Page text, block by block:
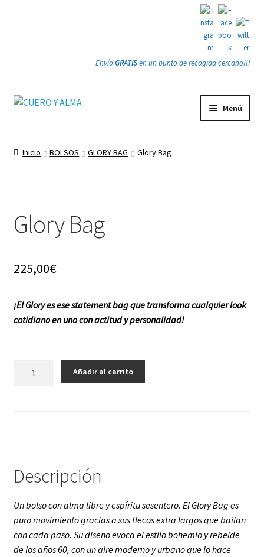
EnvíoGRATISen un punto de recogida cercano!!!
Ir
Ir
Menú
Gracias
Inicio BOLSOS GLORY BAG Glory Bag
Glory Bag
225,00€
¡El Glory es ese statement bag que transforma cualquier look
cotidiano en uno con actitud y personalidad!
Añadir al carrito
Descripción
Un bolso con alma libre y espíritu sesentero. El Glory Bag es
puro movimiento gracias a sus flecos extra largos que bailan
con cada paso. Su diseño evoca el estilo bohemio y rebelde
de los años 60, con un aire moderno y urbano que lo hace